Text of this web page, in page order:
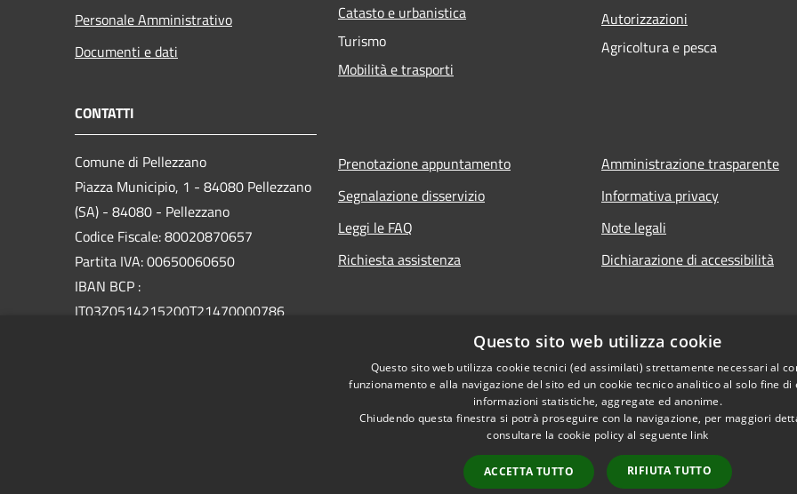
Personale Amministrativo
Documenti e dati
Catasto e urbanistica
Turismo
Mobilità e trasporti
Autorizzazioni
Agricoltura e pesca
CONTATTI
Comune di Pellezzano
Piazza Municipio, 1 - 84080 Pellezzano
(SA) - 84080 - Pellezzano
Codice Fiscale: 80020870657
Partita IVA: 00650060650
IBAN BCP :
IT03Z0514215200T21470000786
Prenotazione appuntamento
Segnalazione disservizio
Leggi le FAQ
Richiesta assistenza
Amministrazione trasparente
Informativa privacy
Note legali
Dichiarazione di accessibilità
Questo sito web utilizza cookie
Questo sito web utilizza cookie tecnici (ed assimilati) strettamente necessari al
funzionamento e alla navigazione del sito ed un cookie tecnico analitico al solo fine di
informazioni statistiche, aggregate ed anonime.
Chiudendo questa finestra si potrà proseguire con la navigazione, per maggiori
consultare la cookie policy al seguente link
ACCETTA TUTTO RIFIUTA TUTTO